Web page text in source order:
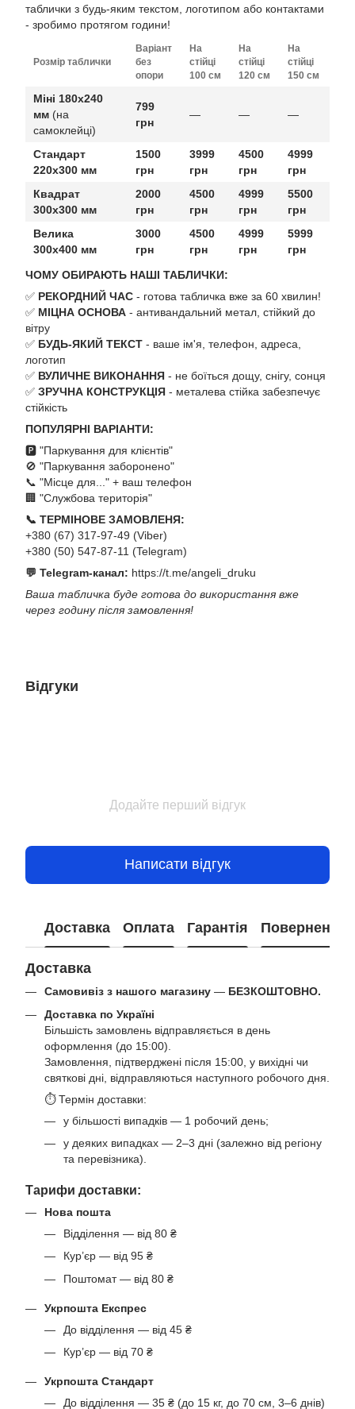
таблички з будь-яким текстом, логотипом або контактами
- зробимо протягом години!
Розмір таблички
Варіант
без
опори
На
стійці
100 см
На
стійці
120 см
На
стійці
150 см
Міні 180х240
мм (на
самоклейці)
799
грн
— — —
Стандарт
220х300 мм
1500
грн
3999
грн
4500
грн
4999
грн
Квадрат
300х300 мм
2000
грн
4500
грн
4999
грн
5500
грн
Велика
300х400 мм
3000
грн
4500
грн
4999
грн
5999
грн
ЧОМУ ОБИРАЮТЬ НАШІ ТАБЛИЧКИ:
✅ РЕКОРДНИЙ ЧАС - готова табличка вже за 60 хвилин!
✅ МІЦНА ОСНОВА - антивандальний метал, стійкий до
вітру
✅ БУДЬ-ЯКИЙ ТЕКСТ - ваше ім'я, телефон, адреса,
логотип
✅ ВУЛИЧНЕ ВИКОНАННЯ - не боїться дощу, снігу, сонця
✅ ЗРУЧНА КОНСТРУКЦІЯ - металева стійка забезпечує
стійкість
ПОПУЛЯРНІ ВАРІАНТИ:
🅿️ "Паркування для клієнтів"
🚫 "Паркування заборонено"
📞 "Місце для..." + ваш телефон
🏢 "Службова територія"
📞 ТЕРМІНОВЕ ЗАМОВЛЕНЯ:
+380 (67) 317-97-49 (Viber)
+380 (50) 547-87-11 (Telegram)
💬 Telegram-канал: https://t.me/angeli_druku
Ваша табличка буде готова до використання вже
через годину після замовлення!
Відгуки
Додайте перший відгук
Написати відгук
Доставка Оплата Гарантія Повернення
Доставка
Самовивіз з нашого магазину — БЕЗКОШТОВНО.
Доставка по Україні
Більшість замовлень відправляється в день
оформлення (до 15:00).
Замовлення, підтверджені після 15:00, у вихідні чи
святкові дні, відправляються наступного робочого дня.
⏱ Термін доставки:
у більшості випадків — 1 робочий день;
у деяких випадках — 2–3 дні (залежно від регіону
та перевізника).
Тарифи доставки:
Нова пошта
Відділення — від 80 ₴
Кур’єр — від 95 ₴
Поштомат — від 80 ₴
Укрпошта Експрес
До відділення — від 45 ₴
Кур’єр — від 70 ₴
Укрпошта Стандарт
До відділення — 35 ₴ (до 15 кг, до 70 см, 3–6 днів)